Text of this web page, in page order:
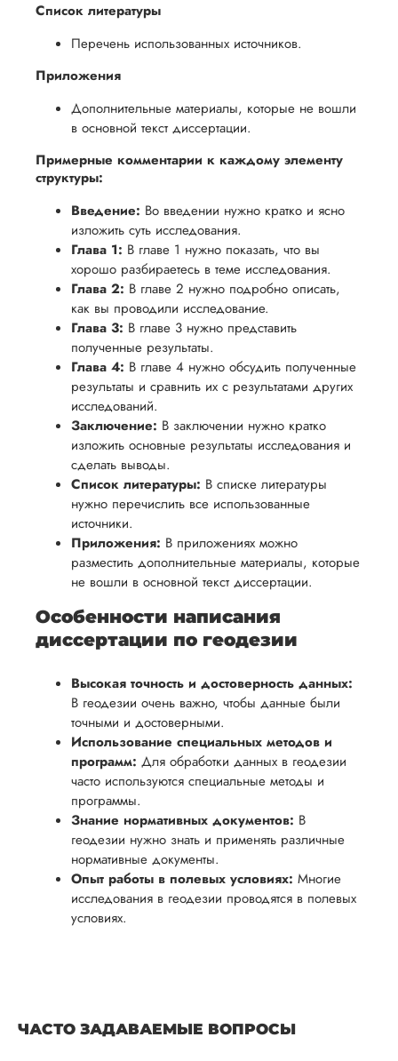
Список литературы
Перечень использованных источников.
Приложения
Дополнительные материалы, которые не вошли
в основной текст диссертации.
Примерные комментарии к каждому элементу
структуры:
Введение: Во введении нужно кратко и ясно
изложить суть исследования.
Глава 1: В главе 1 нужно показать, что вы
хорошо разбираетесь в теме исследования.
Глава 2: В главе 2 нужно подробно описать,
как вы проводили исследование.
Глава 3: В главе 3 нужно представить
полученные результаты.
Глава 4: В главе 4 нужно обсудить полученные
результаты и сравнить их с результатами других
исследований.
Заключение: В заключении нужно кратко
изложить основные результаты исследования и
сделать выводы.
Список литературы: В списке литературы
нужно перечислить все использованные
источники.
Приложения: В приложениях можно
разместить дополнительные материалы, которые
не вошли в основной текст диссертации.
Особенности написания
диссертации по геодезии
Высокая точность и достоверность данных:
В геодезии очень важно, чтобы данные были
точными и достоверными.
Использование специальных методов и
программ: Для обработки данных в геодезии
часто используются специальные методы и
программы.
Знание нормативных документов: В
геодезии нужно знать и применять различные
нормативные документы.
Опыт работы в полевых условиях: Многие
исследования в геодезии проводятся в полевых
условиях.
ЧАСТО ЗАДАВАЕМЫЕ ВОПРОСЫ